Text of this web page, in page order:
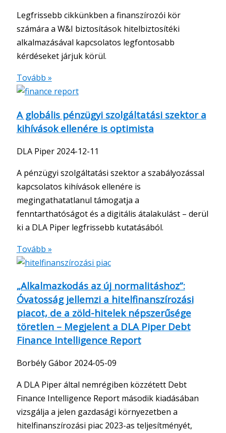
Legfrissebb cikkünkben a finanszírozói kör
számára a W&I biztosítások hitelbiztosítéki
alkalmazásával kapcsolatos legfontosabb
kérdéseket járjuk körül.
Tovább »
A globális pénzügyi szolgáltatási szektor a
kihívások ellenére is optimista
DLA Piper 2024-12-11
A pénzügyi szolgáltatási szektor a szabályozással
kapcsolatos kihívások ellenére is
megingathatatlanul támogatja a
fenntarthatóságot és a digitális átalakulást – derül
ki a DLA Piper legfrissebb kutatásából.
Tovább »
„Alkalmazkodás az új normalitáshoz”:
Óvatosság jellemzi a hitelfinanszírozási
piacot, de a zöld-hitelek népszerűsége
töretlen – Megjelent a DLA Piper Debt
Finance Intelligence Report
Borbély Gábor 2024-05-09
A DLA Piper által nemrégiben közzétett Debt
Finance Intelligence Report második kiadásában
vizsgálja a jelen gazdasági környezetben a
hitelfinanszírozási piac 2023-as teljesítményét,